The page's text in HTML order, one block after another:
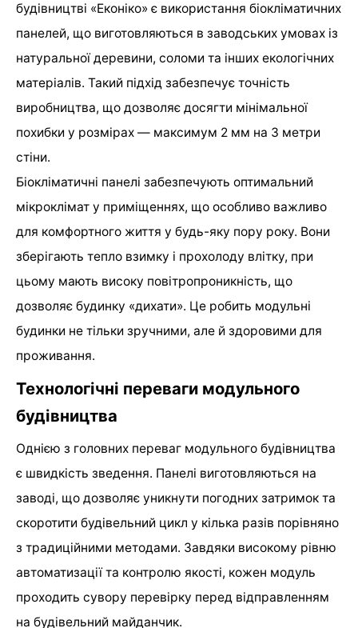
будівництві «Еконіко» є використання біокліматичних
панелей, що виготовляються в заводських умовах із
натуральної деревини, соломи та інших екологічних
матеріалів. Такий підхід забезпечує точність
виробництва, що дозволяє досягти мінімальної
похибки у розмірах — максимум 2 мм на 3 метри
стіни.
Біокліматичні панелі забезпечують оптимальний
мікроклімат у приміщеннях, що особливо важливо
для комфортного життя у будь-яку пору року. Вони
зберігають тепло взимку і прохолоду влітку, при
цьому мають високу повітропроникність, що
дозволяє будинку «дихати». Це робить модульні
будинки не тільки зручними, але й здоровими для
проживання.
Технологічні переваги модульного
будівництва
Однією з головних переваг модульного будівництва
є швидкість зведення. Панелі виготовляються на
заводі, що дозволяє уникнути погодних затримок та
скоротити будівельний цикл у кілька разів порівняно
з традиційними методами. Завдяки високому рівню
автоматизації та контролю якості, кожен модуль
проходить сувору перевірку перед відправленням
на будівельний майданчик.